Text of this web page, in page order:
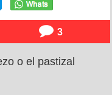
3
o el pastizal